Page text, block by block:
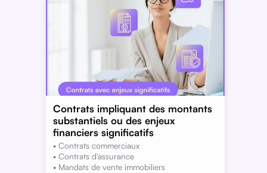
Contrats impliquant des montants
substantiels ou des enjeux
financiers significatifs
• Contrats commerciaux
• Contrats d'assurance
• Mandats de vente immobiliers